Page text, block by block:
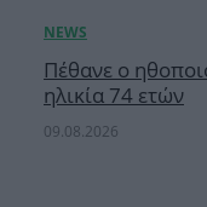
Πέθανε ο
ηλικία 74 ετών
09.08.2026